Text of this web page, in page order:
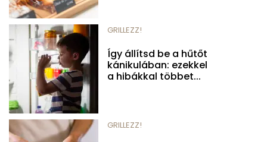
GRILLEZZ!
Így állítsd be a hűtőt
kánikulában: ezekkel
a hibákkal többet...
GRILLEZZ!